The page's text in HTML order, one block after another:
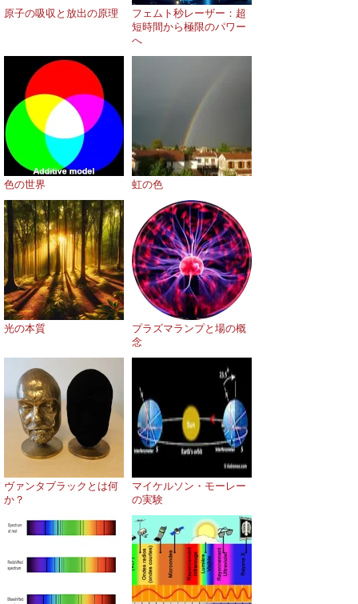
原子の吸収と放出の原理
フェムト秒レーザー：超
短時間から極限のパワー
へ
色の世界 虹の色
光の本質
プラズマランプと場の概
念
ヴァンタブラックとは何
か？
マイケルソン・モーレー
の実験